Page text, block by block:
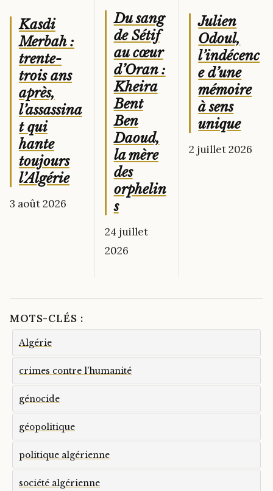
Kasdi
Merbah :
trente-
trois ans
après,
l’assassina
t qui
hante
toujours
l’Algérie
3 août 2026
Du sang
de Sétif
au cœur
d’Oran :
Kheira
Bent
Ben
Daoud,
la mère
des
orphelin
s
24 juillet
2026
Julien
Odoul,
l’indécenc
e d’une
mémoire
à sens
unique
2 juillet 2026
MOTS-CLÉS :
Algérie
crimes contre l'humanité
génocide
géopolitique
politique algérienne
société algérienne